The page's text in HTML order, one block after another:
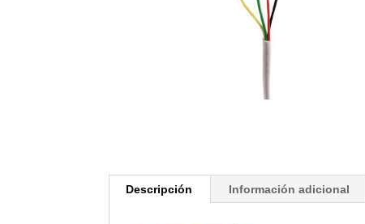
Descripción Información adicional